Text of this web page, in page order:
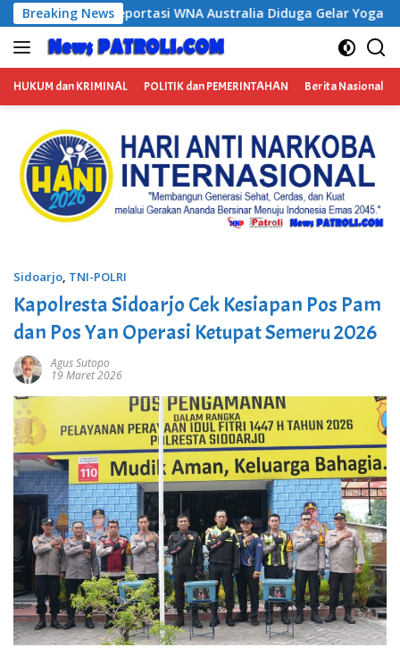
Langsung
ke
konten
Breaking News
Diduga Gelar Yoga Retreat dan Menjadi Instruktur
HUKUM dan KRIMINAL POLITIK dan PEMERINTAHAN Berita Nasional
Sidoarjo, TNI-POLRI
Kapolresta Sidoarjo Cek Kesiapan Pos Pam
dan Pos Yan Operasi Ketupat Semeru 2026
Agus Sutopo
19 Maret 2026